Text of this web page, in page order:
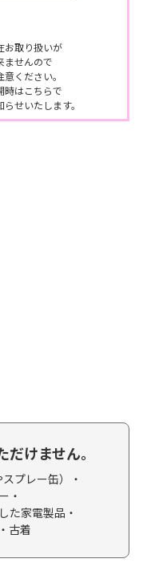
お取り扱いが
ませんので
意ください。
時はこちらで
らせいたします。
けません。
プレー缶）・
・
た家電製品・
古着